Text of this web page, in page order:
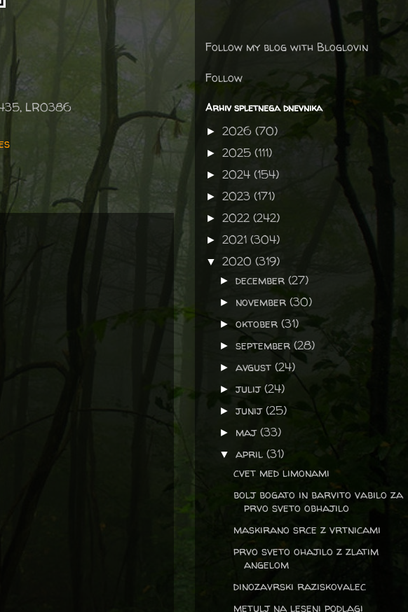
LR0386
Follow my blog with Bloglovin
Follow
Arhiv spletnega dnevnika
► 2026 (70)
► 2025 (111)
► 2024 (154)
► 2023 (171)
► 2022 (242)
► 2021 (304)
▼ 2020 (319)
►december(27)
► november(30)
►oktober(31)
►september(28)
►avgust(24)
►julij(24)
►junij(25)
► maj(33)
▼april(31)
cvet med limonami
bolj bogato in barvito vabilo za
prvo sveto obhajilo
maskirano srce z vrtnicami
prvo sveto ohajilo z zlatim
angelom
dinozavrski raziskovalec
metulj na leseni podlagi